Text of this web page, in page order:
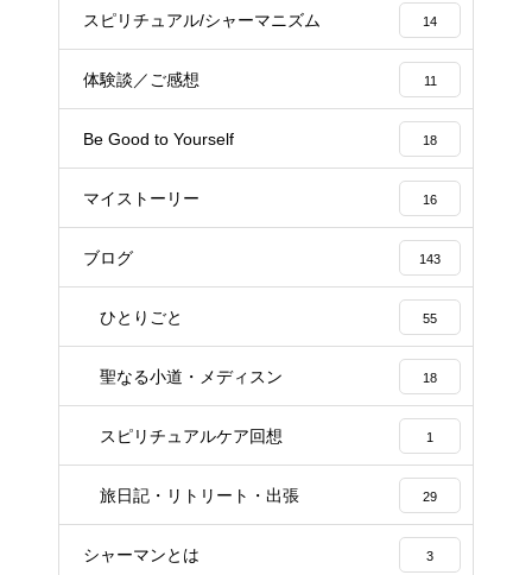
スピリチュアル/シャーマニズム 14
体験談／ご感想 11
Be Good to Yourself 18
マイストーリー 16
ブログ 143
ひとりごと 55
聖なる小道・メディスン 18
スピリチュアルケア回想 1
旅日記・リトリート・出張 29
シャーマンとは 3